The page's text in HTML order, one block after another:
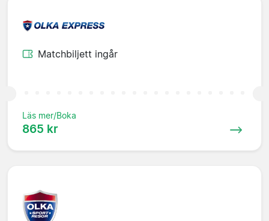
Matchbiljett ingår
Läs mer/Boka
865 kr